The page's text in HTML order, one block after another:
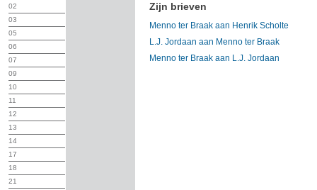
02
03
05
06
07
09
10
11
12
13
14
17
18
21
Zijn brieven
Menno ter Braak aan Henrik Scholte
L.J. Jordaan aan Menno ter Braak
Menno ter Braak aan L.J. Jordaan